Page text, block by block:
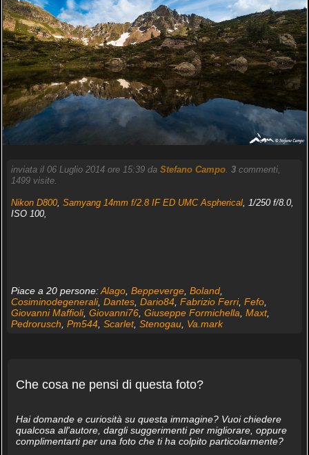
inviata il 06 Luglio 2014 ore 15:39 da Stefano Campo. 3commenti,
1499 visite.
Nikon D800, Samyang 14mm f/2.8 IF ED UMC Aspherical, 1/250 f/8.0,
ISO 100,
Piace a 20 persone:Alago, Beppeverge, Boland,
Cosiminodegenerali, Dantes, Dario84, Fabrizio Ferri, Fefo,
Giovanni Maffioli, Giovanni76, Giuseppe Formichella, Maxt,
Pedrorusch, Pm544, Scarlet, Stenogau, Va.mark
Che cosa ne pensi di questa foto?
Hai domande e curiosità su questa immagine? Vuoi chiedere
qualcosa all'autore, dargli suggerimenti per migliorare, oppure
complimentarti per una foto che ti ha colpito particolarmente?